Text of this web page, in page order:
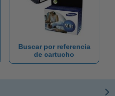
Buscar por referencia
de cartucho